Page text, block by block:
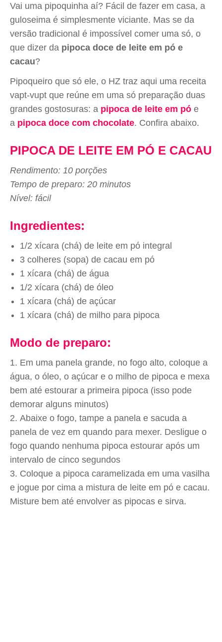
Vai uma pipoquinha aí? Fácil de fazer em casa, a
guloseima é simplesmente viciante. Mas se da
versão tradicional é impossível comer uma só, o
que dizer da pipoca doce de leite em pó e
cacau?
Pipoqueiro que só ele, o HZ traz aqui uma receita
vapt-vupt que reúne em uma só preparação duas
grandes gostosuras: a pipoca de leite em pó e
a pipoca doce com chocolate. Confira abaixo.
PIPOCA DE LEITE EM PÓ E CACAU
Rendimento: 10 porções
Tempo de preparo: 20 minutos
Nível: fácil
Ingredientes:
1/2 xícara (chá) de leite em pó integral
3 colheres (sopa) de cacau em pó
1 xícara (chá) de água
1/2 xícara (chá) de óleo
1 xícara (chá) de açúcar
1 xícara (chá) de milho para pipoca
Modo de preparo:
Em uma panela grande, no fogo alto, coloque a
água, o óleo, o açúcar e o milho de pipoca e mexa
bem até estourar a primeira pipoca (isso pode
demorar alguns minutos)
Abaixe o fogo, tampe a panela e sacuda a
panela de vez em quando para mexer. Desligue o
fogo quando nenhuma pipoca estourar após um
intervalo de cinco segundos
Coloque a pipoca caramelizada em uma vasilha
e jogue por cima a mistura de leite em pó e cacau.
Misture bem até envolver as pipocas e sirva.